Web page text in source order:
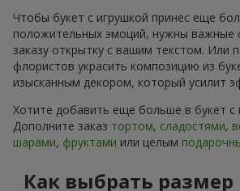
Чтобы букет с игрушкой принес еще
положительных эмоций, нужны важные
заказу открытку с вашим текстом. Или
флористов украсить композицию из
изысканным декором, который усилит
Хотите добавить еще больше в букет с
Дополните заказ тортом, сладостями,
шарами, фруктами или целым
Как выбрать